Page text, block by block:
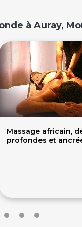
à Auray,
Massage africain,
profondes et